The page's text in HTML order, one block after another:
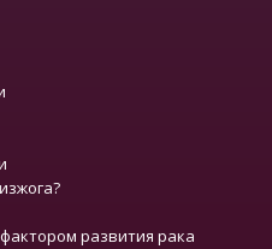
развития рака